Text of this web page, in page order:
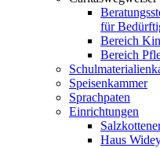
für
Bereich
Bereich
Speisenkammer
Sprachpaten
Einrichtungen
Haus